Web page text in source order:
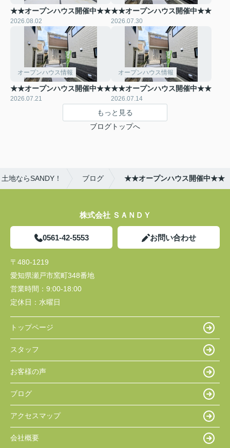
★★オープンハウス開催中★★
2026.08.02
★★オープンハウス開催中★★
2026.07.30
オープンハウス情報
★★オープンハウス開催中★★
2026.07.21
オープンハウス情報
★★オープンハウス開催中★★
2026.07.14
もっと見る
ブログトップへ
地ならSANDY！ ブログ ★★オープンハウス開催中★★
株式会社 ＳＡＮＤＹ
0561-42-5553 お問い合わせ
〒480-1219
愛知県瀬戸市窯町348番地
営業時間： 9:00-18:00
定休日： 水曜日
トップページ
スタッフ
お客様の声
ブログ
アクセスマップ
会社概要